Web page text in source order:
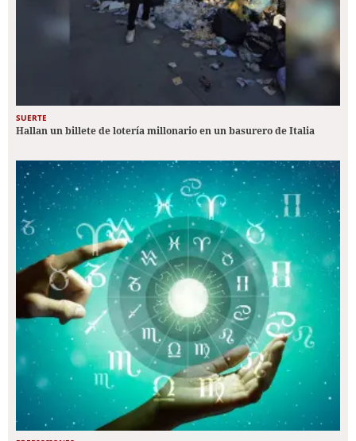
SUERTE
Hallan un billete de lotería millonario en un basurero de Italia